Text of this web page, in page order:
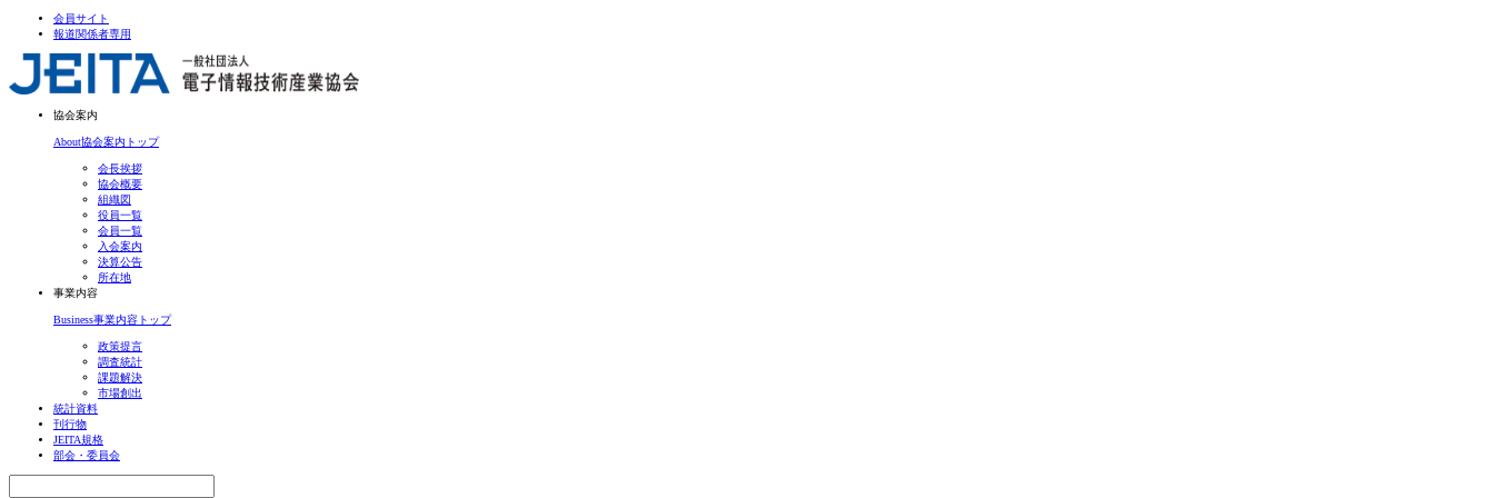
会員サイト
報道関係者専用
協会案内
About協会案内トップ
会長挨拶
協会概要
組織図
役員一覧
会員一覧
入会案内
決算公告
所在地
事業内容
Business事業内容トップ
政策提言
調査統計
課題解決
市場創出
統計資料
刊行物
JEITA規格
部会・委員会